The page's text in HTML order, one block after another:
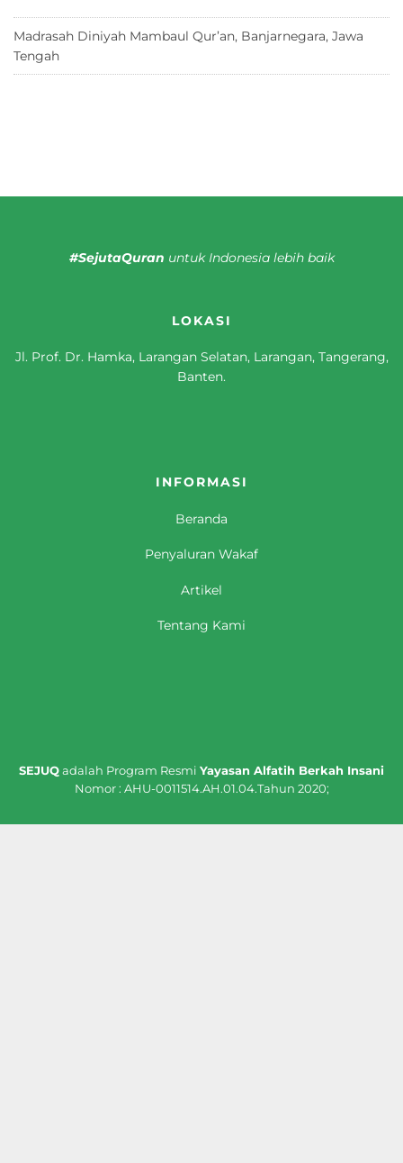
Madrasah Diniyah Mambaul Qur’an, Banjarnegara, Jawa
Tengah
#SejutaQuran untuk Indonesia lebih baik
LOKASI
Jl. Prof. Dr. Hamka, Larangan Selatan, Larangan, Tangerang,
Banten.
INFORMASI
Beranda
Penyaluran Wakaf
Artikel
Tentang Kami
SEJUQadalah Program Resmi Yayasan Alfatih Berkah Insani
Nomor : AHU-0011514.AH.01.04.Tahun 2020;